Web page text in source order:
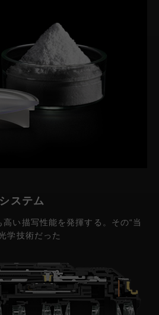
ステム
い描写性能を発揮する。その“当
学技術だった